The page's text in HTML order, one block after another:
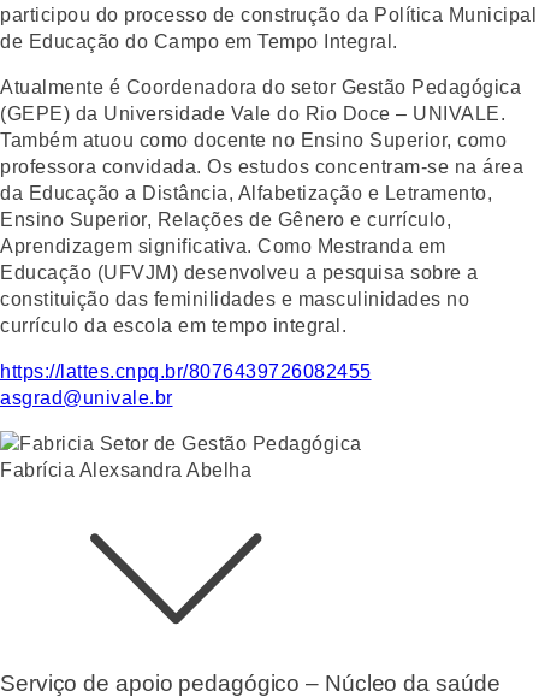
participou do processo de construção da Política Municipal
de Educação do Campo em Tempo Integral.
Atualmente é Coordenadora do setor Gestão Pedagógica
(GEPE) da Universidade Vale do Rio Doce – UNIVALE.
Também atuou como docente no Ensino Superior, como
professora convidada. Os estudos concentram-se na área
da Educação a Distância, Alfabetização e Letramento,
Ensino Superior, Relações de Gênero e currículo,
Aprendizagem significativa. Como Mestranda em
Educação (UFVJM) desenvolveu a pesquisa sobre a
constituição das feminilidades e masculinidades no
currículo da escola em tempo integral.
https://lattes.cnpq.br/8076439726082455
asgrad@univale.br
Fabrícia Alexsandra Abelha
Serviço de apoio pedagógico – Núcleo da saúde